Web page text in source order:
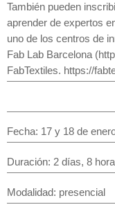
También pueden
aprender de expertos
uno de los centros de
Fab Lab Barcelona
FabTextiles. https://
Fecha: 17 y 18 de
Duración: 2 días, 8
Modalidad: presencial